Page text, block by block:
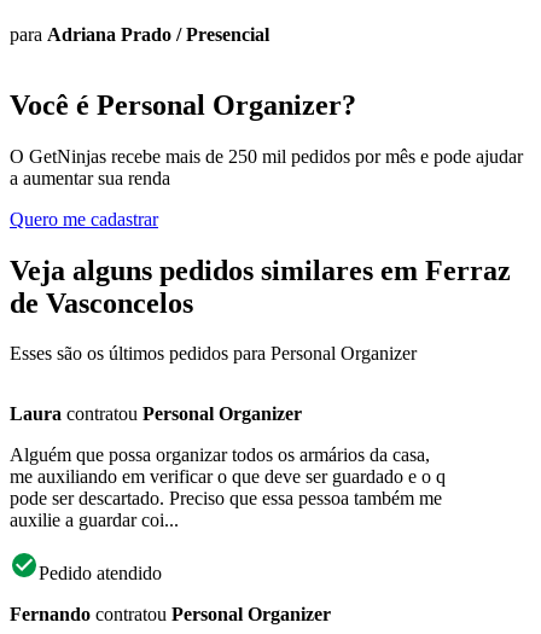
para Adriana Prado /Presencial
Você é Personal Organizer?
O GetNinjas recebe mais de 250 mil pedidos por mês e pode ajudar
a aumentar sua renda
Quero me cadastrar
Veja alguns pedidos similares em Ferraz
de Vasconcelos
Esses são os últimos pedidos para Personal Organizer
Laura contratou Personal Organizer
Alguém que possa organizar todos os armários da casa,
me auxiliando em verificar o que deve ser guardado e o q
pode ser descartado. Preciso que essa pessoa também me
auxilie a guardar coi...
Pedido atendido
Fernando contratou Personal Organizer